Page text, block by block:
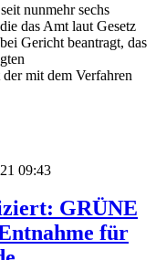
nunmehr sechs
das Amt laut Gesetz
Gericht beantragt, das
mit dem Verfahren
09:43
GRÜNE
für